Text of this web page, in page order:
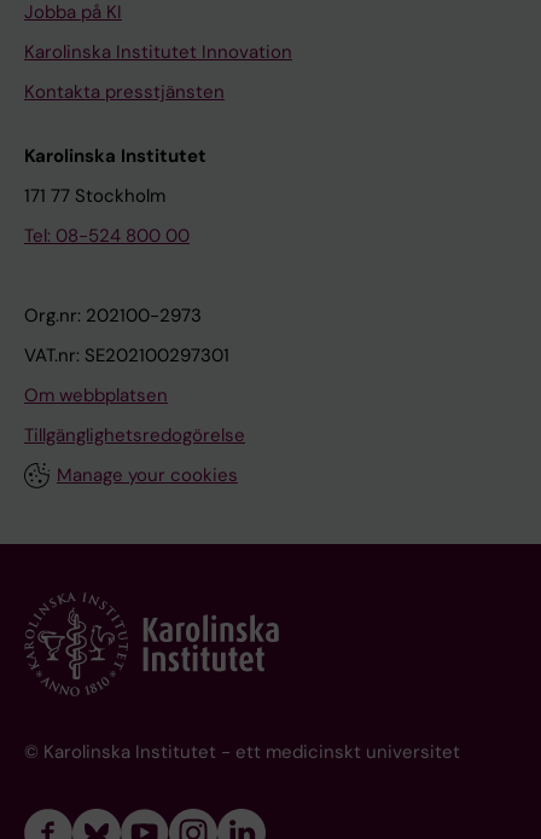
Jobba på KI
Karolinska Institutet Innovation
Kontakta presstjänsten
Karolinska Institutet
171 77 Stockholm
Tel: 08-524 800 00
Org.nr: 202100-2973
VAT.nr: SE202100297301
Om webbplatsen
Tillgänglighetsredogörelse
Manage your cookies
© Karolinska Institutet - ett medicinskt universitet